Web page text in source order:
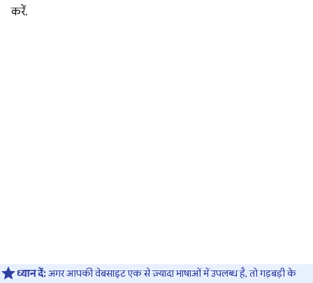
करें.
ध्यान दें:अगर आपकी वेबसाइट एक से ज़्यादा भाषाओं में उपलब्ध है, तो गड़बड़ी के